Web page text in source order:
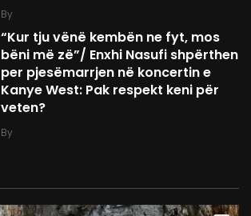
By
“Kur tju vënë kembën ne fyt, mos
bëni më zë”/ Enxhi Nasufi shpërthen
per pjesëmarrjen në koncertin e
Kanye West: Pak respekt keni për
veten?
By